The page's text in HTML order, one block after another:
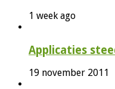
1 week ago
Applicaties
19 november 2011